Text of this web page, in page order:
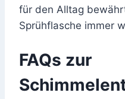
für den Alltag
Sprühflasche immer
FAQs zur